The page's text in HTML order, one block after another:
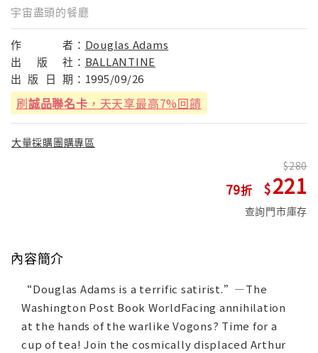
宇宙盡頭的餐廳
作 者： Douglas Adams
出
版 社： BALLANTINE
出 版 日 期： 1995/09/26
刷誠品聯名卡 ，天天享最高7%回饋
大量採購團購專區
79
280
221
查詢門市庫存
內容簡介
“Douglas Adams is a terrific satirist.”—The
Washington Post Book WorldFacing annihilation
at the hands of the warlike Vogons? Time for a
cup of tea! Join the cosmically displaced Arthur